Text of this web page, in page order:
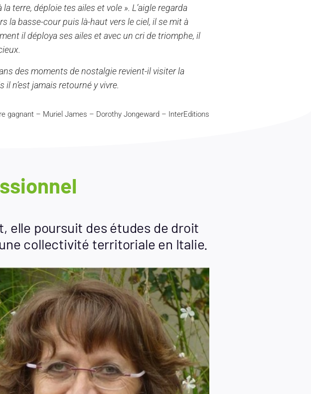
terre, déploie tes ailes et vole ». L’aigle regarda
la basse-cour puis là-haut vers le ciel, il se mit à
il déploya ses ailes et avec un cri de triomphe, il
des moments de nostalgie revient-il visiter la
il n’est jamais retourné y vivre.
gagnant – Muriel James – Dorothy Jongeward – InterEditions
elle poursuit des études de droit
collectivité territoriale en Italie.